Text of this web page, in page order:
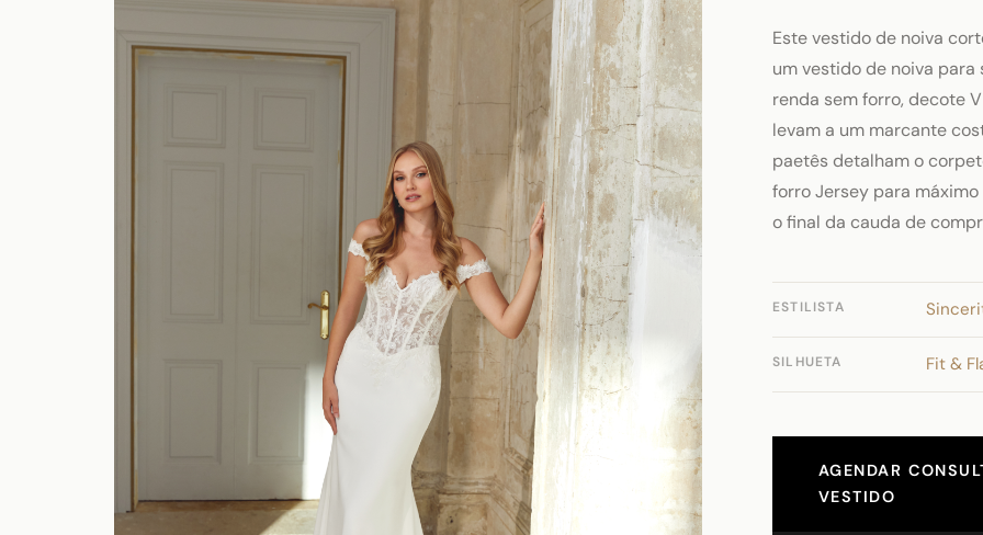
Este vestido de noiva
um vestido de noiva para
renda sem forro, decote
levam a um marcante
paetês detalham o
forro Jersey para
o final da cauda de
ESTILISTA
SILHUETA Fit &
AGENDAR
VESTIDO